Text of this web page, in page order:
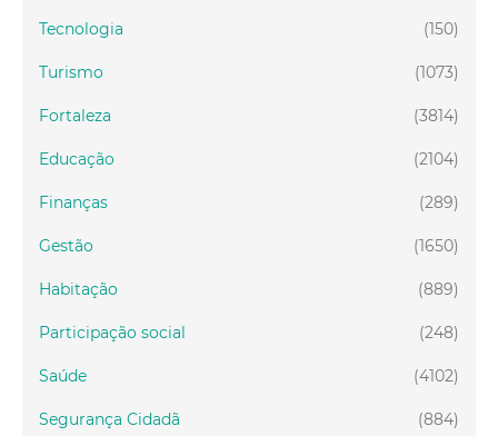
(150)
Tecnologia
(1073)
Turismo
(3814)
Fortaleza
(2104)
Educação
(289)
Finanças
(1650)
Gestão
(889)
Habitação
(248)
Participação social
(4102)
Saúde
(884)
Segurança Cidadã